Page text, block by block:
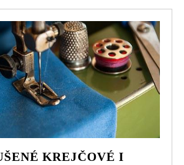
KREJČOVÉ I